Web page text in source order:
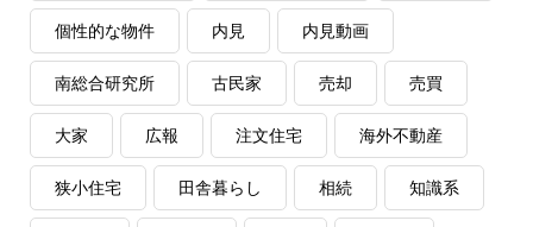
個性的な物件 内見 内見動画
南総合研究所 古民家 売却 売買
大家 広報 注文住宅 海外不動産
狭小住宅 田舎暮らし 相続 知識系